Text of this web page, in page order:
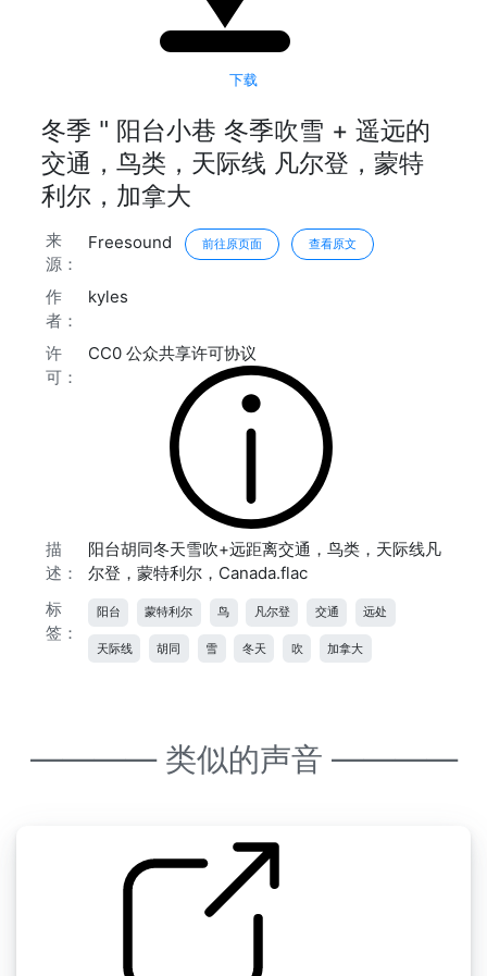
下载
冬季 " 阳台小巷 冬季吹雪 + 遥远的
交通，鸟类，天际线 凡尔登，蒙特
利尔，加拿大
来
源：
Freesound 前往原页面 查看原文
作
者：
kyles
许
可：
CC0 公众共享许可协议
描
述：
阳台胡同冬天雪吹+远距离交通，鸟类，天际线凡
尔登，蒙特利尔，Canada.flac
标
签：
阳台 蒙特利尔 鸟 凡尔登 交通 远处
天际线 胡同 雪 冬天 吹 加拿大
———— 类似的声音 ————